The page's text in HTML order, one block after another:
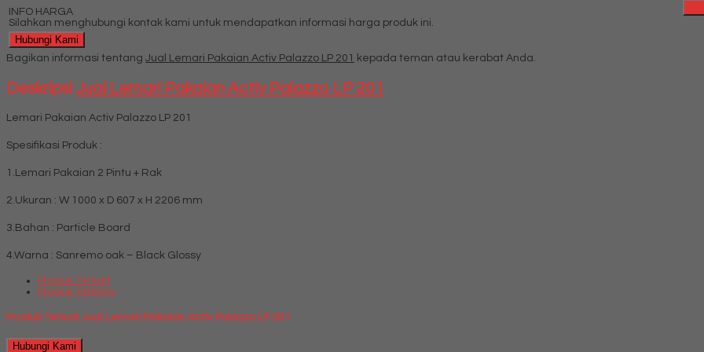
INFO HARGA
Silahkan menghubungi kontak kami untuk mendapatkan informasi harga produk ini.
Hubungi Kami
Bagikan informasi tentang Jual Lemari Pakaian Activ Palazzo LP 201 kepada teman atau kerabat Anda.
DeskripsiJual Lemari Pakaian Activ Palazzo LP 201
Lemari Pakaian Activ Palazzo LP 201
Spesifikasi Produk :
1.Lemari Pakaian 2 Pintu + Rak
2.Ukuran : W 1000 x D 607 x H 2206 mm
3.Bahan : Particle Board
4.Warna : Sanremo oak – Black Glossy
Produk Terkait
Produk Terbaru
Produk Terkait Jual Lemari Pakaian Activ Palazzo LP 201
Hubungi Kami